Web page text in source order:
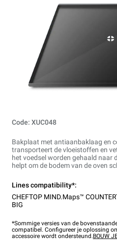
Code: XUC048
Bakplaat met antiaanbaklaag en
transporteert de vloeistoffen en
het voedsel worden gehaald naar
helpt om de bodem van de oven
Lines compatibility*:
CHEFTOP MIND.Maps™
BIG
*Sommige versies van de
compatibel. Configureer je oplossing
accessoire wordt ondersteund.BOUW